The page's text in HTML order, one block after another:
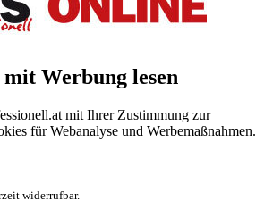
Werbung lesen
mit Ihrer Zustimmung zur
für Webanalyse und Werbemaßnahmen.
widerrufbar.